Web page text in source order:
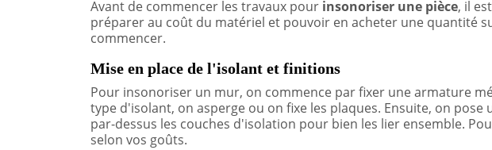
Avant de commencer les travaux pour insonoriser une pièce, il
préparer au coût du matériel et pouvoir en acheter une quantité
commencer.
Mise en place de l'isolant et finitions
Pour insonoriser un mur, on commence par fixer une armature
type d'isolant, on asperge ou on fixe les plaques. Ensuite, on pose
par-dessus les couches d'isolation pour bien les lier ensemble.
selon vos goûts.